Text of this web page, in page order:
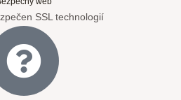
SSL technologií